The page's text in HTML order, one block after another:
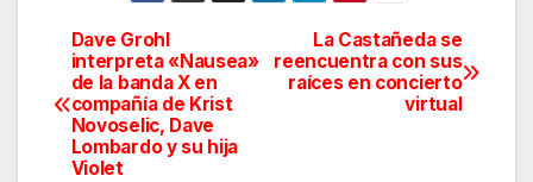
Navegación
de
entradas
La Castañeda se
reencuentra con sus
raíces en concierto
virtual
Dave Grohl
interpreta «Nausea»
de la banda X en
compañía de Krist
Novoselic, Dave
Lombardo y su hija
Violet